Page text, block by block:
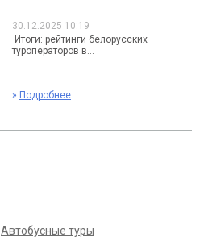
30.12.2025 10:19
Итоги: рейтинги белорусских
туроператоров в...
» Подробнее
Автобусные туры